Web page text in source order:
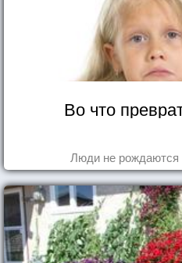
Во что
Люди не рождаются